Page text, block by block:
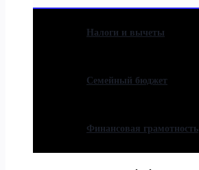
Налоги и вычеты
Семейный бюджет
Финансовая грамотность